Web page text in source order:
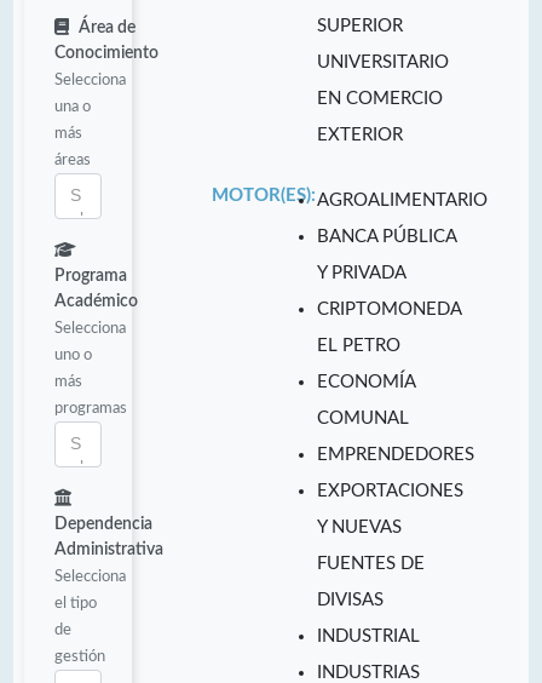
Área de
Conocimiento
Selecciona
una o
más
áreas
Programa
Académico
Selecciona
uno o
más
programas
Dependencia
Administrativa
Selecciona
el tipo
de
gestión
SUPERIOR
UNIVERSITARIO
EN COMERCIO
EXTERIOR
MOTOR(ES):AGROALIMENTARIO
BANCA PÚBLICA
Y PRIVADA
CRIPTOMONEDA
EL PETRO
ECONOMÍA
COMUNAL
EMPRENDEDORES
EXPORTACIONES
Y NUEVAS
FUENTES DE
DIVISAS
INDUSTRIAL
INDUSTRIAS